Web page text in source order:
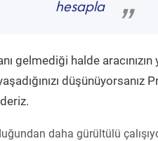
hesapla
”
gelmediği halde
daha gürültülü